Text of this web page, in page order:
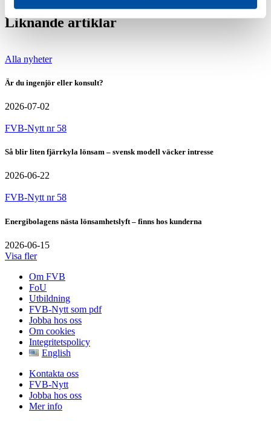
Liknande artiklar
Alla nyheter
Är du ingenjör eller konsult?
2026-07-02
FVB-Nytt nr 58
Så blir liten fjärrkyla lönsam – svensk modell väcker intresse
2026-06-22
FVB-Nytt nr 58
Energibolagens nästa lönsamhetslyft – finns hos kunderna
2026-06-15
Visa fler
Om FVB
FoU
Utbildning
FVB-Nytt som pdf
Jobba hos oss
Om cookies
Integritetspolicy
English
Kontakta oss
FVB-Nytt
Jobba hos oss
Mer info